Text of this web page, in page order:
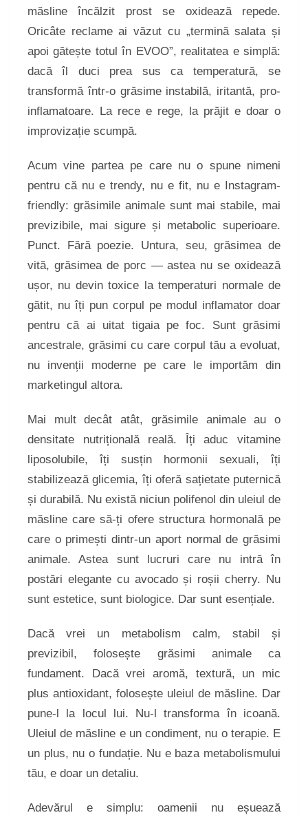
măsline încălzit prost se oxidează repede.
Oricâte reclame ai văzut cu „termină salata și
apoi gătește totul în EVOO”, realitatea e simplă:
dacă îl duci prea sus ca temperatură, se
transformă într-o grăsime instabilă, iritantă, pro-
inflamatoare. La rece e rege, la prăjit e doar o
improvizație scumpă.
Acum vine partea pe care nu o spune nimeni
pentru că nu e trendy, nu e fit, nu e Instagram-
friendly: grăsimile animale sunt mai stabile, mai
previzibile, mai sigure și metabolic superioare.
Punct. Fără poezie. Untura, seu, grăsimea de
vită, grăsimea de porc — astea nu se oxidează
ușor, nu devin toxice la temperaturi normale de
gătit, nu îți pun corpul pe modul inflamator doar
pentru că ai uitat tigaia pe foc. Sunt grăsimi
ancestrale, grăsimi cu care corpul tău a evoluat,
nu invenții moderne pe care le importăm din
marketingul altora.
Mai mult decât atât, grăsimile animale au o
densitate nutrițională reală. Îți aduc vitamine
liposolubile, îți susțin hormonii sexuali, îți
stabilizează glicemia, îți oferă sațietate puternică
și durabilă. Nu există niciun polifenol din uleiul de
măsline care să-ți ofere structura hormonală pe
care o primești dintr-un aport normal de grăsimi
animale. Astea sunt lucruri care nu intră în
postări elegante cu avocado și roșii cherry. Nu
sunt estetice, sunt biologice. Dar sunt esențiale.
Dacă vrei un metabolism calm, stabil și
previzibil, folosește grăsimi animale ca
fundament. Dacă vrei aromă, textură, un mic
plus antioxidant, folosește uleiul de măsline. Dar
pune-l la locul lui. Nu-l transforma în icoană.
Uleiul de măsline e un condiment, nu o terapie. E
un plus, nu o fundație. Nu e baza metabolismului
tău, e doar un detaliu.
Adevărul e simplu: oamenii nu eșuează